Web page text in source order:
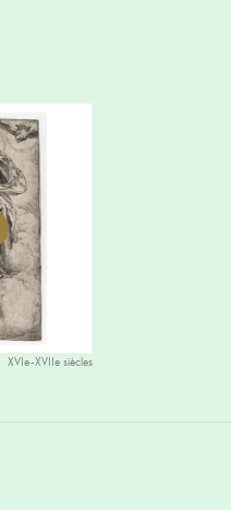
XVIe-XVIIe siècles